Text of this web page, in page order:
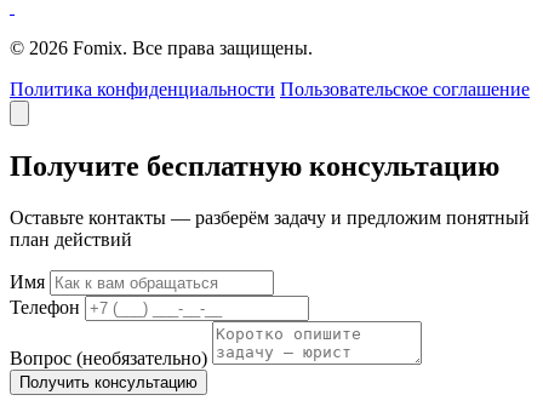
© 2026 Fomix. Все права защищены.
Политика конфиденциальности Пользовательское соглашение
Получите бесплатную консультацию
Оставьте контакты — разберём задачу и предложим понятный
план действий
Имя
Телефон
Вопрос (необязательно)
Получить консультацию